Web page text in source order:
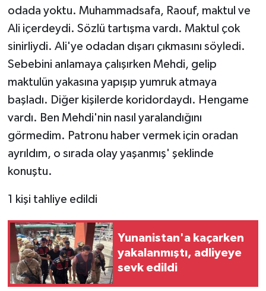
odada yoktu. Muhammadsafa, Raouf, maktul ve
Ali içerdeydi. Sözlü tartışma vardı. Maktul çok
sinirliydi. Ali'ye odadan dışarı çıkmasını söyledi.
Sebebini anlamaya çalışırken Mehdi, gelip
maktulün yakasına yapışıp yumruk atmaya
başladı. Diğer kişilerde koridordaydı. Hengame
vardı. Ben Mehdi'nin nasıl yaralandığını
görmedim. Patronu haber vermek için oradan
ayrıldım, o sırada olay yaşanmış' şeklinde
konuştu.
1 kişi tahliye edildi
Yunanistan'a kaçarken
yakalanmıştı, adliyeye
sevk edildi